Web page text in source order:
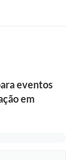
eventos
em